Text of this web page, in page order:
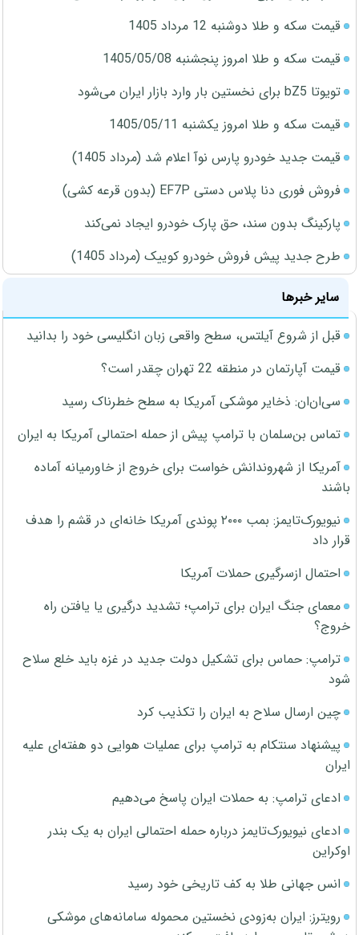
قیمت سکه و طلا دوشنبه 12 مرداد 1405
قیمت سکه و طلا امروز پنجشنبه 1405/05/08
تویوتا bZ5 برای نخستین بار وارد بازار ایران می‌شود
قیمت سکه و طلا امروز یکشنبه 1405/05/11
قیمت جدید خودرو پارس نوآ اعلام شد (مرداد 1405)
فروش فوری دنا پلاس دستی EF7P (بدون قرعه کشی)
پارکینگ بدون سند، حق پارک خودرو ایجاد نمی‌کند
طرح جدید پیش فروش خودرو کوییک (مرداد 1405)
سایر خبرها
قبل از شروع آیلتس، سطح واقعی زبان انگلیسی خود را بدانید
قیمت آپارتمان در منطقه 22 تهران چقدر است؟
سی‌ان‌ان: ذخایر موشکی آمریکا به سطح خطرناک رسید
تماس بن‌سلمان با ترامپ پیش از حمله احتمالی آمریکا به ایران
آمریکا از شهروندانش خواست برای خروج از خاورمیانه آماده
باشند
نیویورک‌تایمز: بمب ۲۰۰۰ پوندی آمریکا خانه‌ای در قشم را هدف
قرار داد
احتمال ازسرگیری حملات آمریکا
معمای جنگ ایران برای ترامپ؛ تشدید درگیری یا یافتن راه
خروج؟
ترامپ: حماس برای تشکیل دولت جدید در غزه باید خلع سلاح
شود
چین ارسال سلاح به ایران را تکذیب کرد
پیشنهاد سنتکام به ترامپ برای عملیات هوایی دو هفته‌ای علیه
ایران
ادعای ترامپ: به حملات ایران پاسخ می‌دهیم
ادعای نیویورک‌تایمز درباره حمله احتمالی ایران به یک بندر
اوکراین
انس جهانی طلا به کف تاریخی خود رسید
رویترز: ایران به‌زودی نخستین محموله سامانه‌های موشکی